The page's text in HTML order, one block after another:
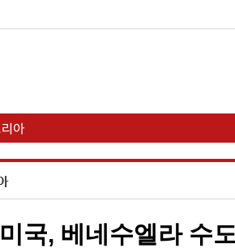
미국, 베네수엘라 수